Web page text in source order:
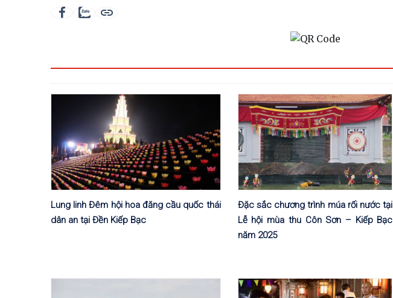
Lung linh Đêm hội hoa đăng cầu quốc thái
dân an tại Đền Kiếp Bạc
Đặc sắc chương trình múa rối nước tại
Lễ hội mùa thu Côn Sơn – Kiếp Bạc
năm 2025